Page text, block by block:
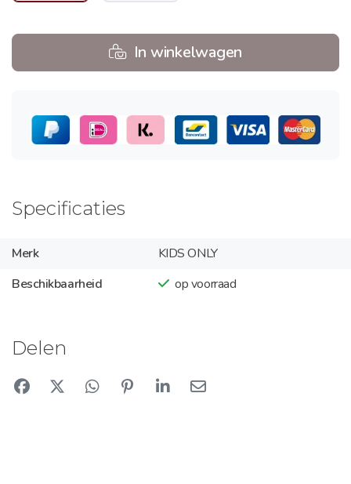
In winkelwagen
Specificaties
Merk
KIDS ONLY
Beschikbaarheid
op voorraad
Delen